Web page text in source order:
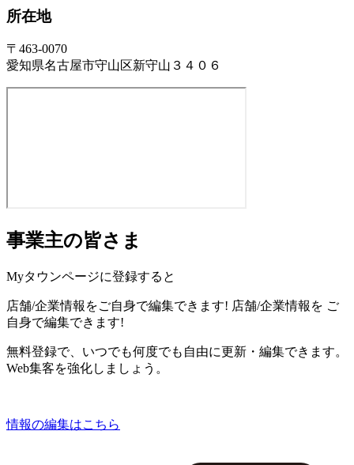
所在地
〒463-0070
愛知県名古屋市守山区新守山３４０６
事業主の皆さま
Myタウンページに登録すると
店舗/企業情報をご自身で編集できます! 店舗/企業情報を ご
自身で編集できます!
無料登録で、いつでも何度でも自由に更新・編集できます。
Web集客を強化しましょう。
情報の編集はこちら